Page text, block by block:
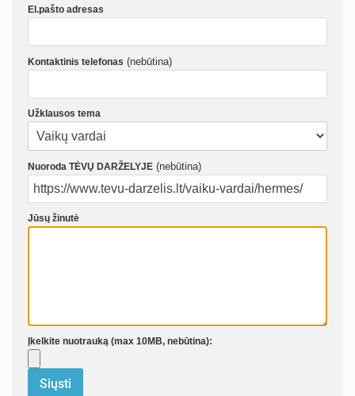
El.pašto adresas
Kontaktinis telefonas (nebūtina)
Užklausos tema
Nuoroda TĖVŲ DARŽELYJE (nebūtina)
Jūsų žinutė
Įkelkite nuotrauką (max 10MB, nebūtina):